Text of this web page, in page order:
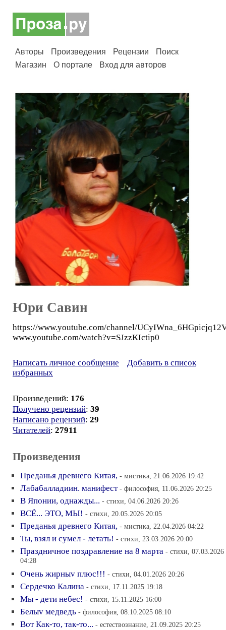
Авторы Произведения Рецензии
Поиск
Магазин
О портале Вход для авторов
Юри Савин
https://www.youtube.com/channel/
www.youtube.com/watch?v=SJzzKIctip0
Написать личное сообщение
Добавить в список
избранных
Произведений: 176
Получено рецензий: 39
Написано рецензий: 29
Читателей: 27911
Произведения
Преданья древнего Китая, - мистика, 21.06.2026 19:42
Лабабалладиин. манифест - философия, 11.06.2026 20:25
В Японии, однажды... - стихи, 04.06.2026 20:26
ВСЁ... ЭТО, МЫ! - стихи, 20.05.2026 20:05
Преданья древнего Китая, - мистика, 22.04.2026 04:22
Ты, взял и сумел - летать! - стихи, 23.03.2026 20:00
Праздничное поздравление на 8 марта - стихи, 07.03.2026
04:28
Очень жирныv плюс!!! - стихи, 04.01.2026 20:26
Сердечко Калина - стихи, 17.11.2025 19:18
Мы - дети небес! - стихи, 15.11.2025 16:00
Белыv медведь - философия, 08.10.2025 08:10
Вот Как-то, так-то... - естествознание, 21.09.2025 20:25